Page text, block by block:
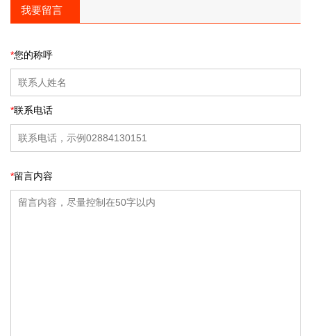
我要留言
*您的称呼
*联系电话
*留言内容